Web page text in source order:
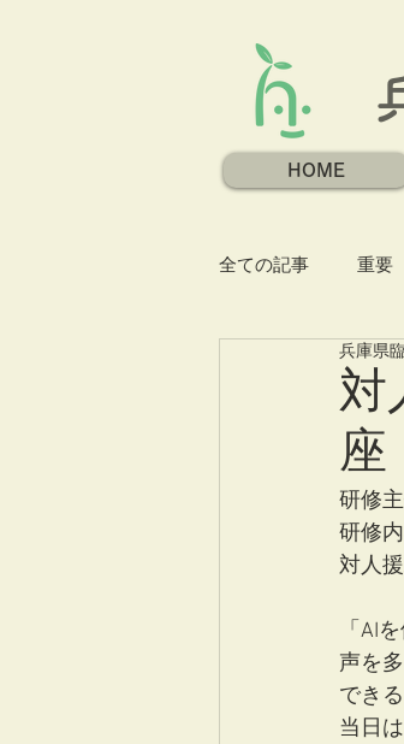
HOME
全ての記事 重要
対
座
兵庫県
研修
研修
対人
「AI
声を
でき
当日